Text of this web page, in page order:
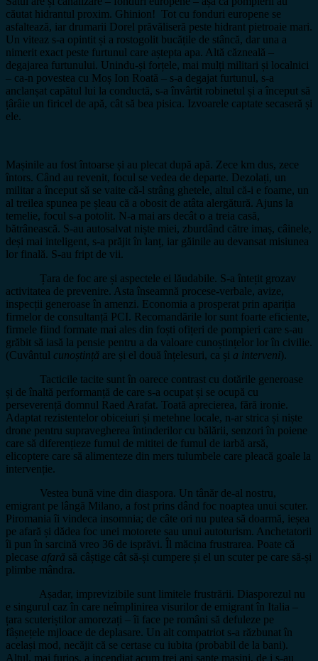
căutat hidrantul proxim. Ghinion! Tot cu fonduri europene se
asfaltează, iar drumarii Dorel prăvăliseră peste hidrant pietroaie mari.
Un viteaz s-a opintit și a rostogolit bucățile de stâncă, dar una a
nimerit exact peste furtunul care aștepta apa. Altă căzneală –
degajarea furtunului. Unindu-și forțele, mai mulți militari și localnici
– ca-n povestea cu Moș Ion Roată – s-a degajat furtunul, s-a
anclanșat capătul lui la conductă, s-a învârtit robinetul și a început să
țârâie un firicel de apă, cât să bea pisica. Izvoarele captate secaseră și
ele.
Mașinile au fost întoarse și au plecat după apă. Zece km dus, zece
întors. Când au revenit, focul se vedea de departe. Dezolați, un
militar a început să se vaite că-l strâng ghetele, altul că-i e foame, un
al treilea spunea pe șleau că a obosit de atâta alergătură. Ajuns la
temelie, focul s-a potolit. N-a mai ars decât o a treia casă,
bătrânească. S-au autosalvat niște miei, zburdând către imaș, câinele,
deși mai inteligent, s-a prăjit în lanț, iar găinile au devansat misiunea
lor finală. S-au fript de vii.
Țara de foc are și aspectele ei lăudabile. S-a întețit grozav
activitatea de prevenire. Asta înseamnă procese-verbale, avize,
inspecții generoase în amenzi. Economia a prosperat prin apariția
firmelor de consultanță PCI. Recomandările lor sunt foarte eficiente,
firmele fiind formate mai ales din foști ofițeri de pompieri care s-au
grăbit să iasă la pensie pentru a da valoare cunoștințelor lor în civilie.
(Cuvântul cunoștință are și el două înțelesuri, ca și a interveni).
Tacticile tacite sunt în oarece contrast cu dotările generoase
și de înaltă performanță de care s-a ocupat și se ocupă cu
perseverență domnul Raed Arafat. Toată aprecierea, fără ironie.
Adaptat rezistentelor obiceiuri și metehne locale, n-ar strica și niște
drone pentru supravegherea întinderilor cu bălării, senzori în poiene
care să diferențieze fumul de mititei de fumul de iarbă arsă,
elicoptere care să alimenteze din mers tulumbele care pleacă goale la
intervenție.
Vestea bună vine din diaspora. Un tânăr de-al nostru,
emigrant pe lângă Milano, a fost prins dând foc noaptea unui scuter.
Piromania îi vindeca insomnia; de câte ori nu putea să doarmă, ieșea
pe afară și dădea foc unei motorete sau unui autoturism. Anchetatorii
îi pun în sarcină vreo 36 de isprăvi. Îl măcina frustrarea. Poate că
plecase afară să câștige cât să-și cumpere și el un scuter pe care să-și
plimbe mândra.
Așadar, imprevizibile sunt limitele frustrării. Diasporezul nu
e singurul caz în care neîmplinirea visurilor de emigrant în Italia –
țara scuteriștilor amorezați – îi face pe români să defuleze pe
fâșnețele mjloace de deplasare. Un alt compatriot s-a răzbunat în
același mod, necăjit că se certase cu iubita (probabil de la bani).
Altul, mai furios, a incendiat acum trei ani șapte mașini, de i s-au